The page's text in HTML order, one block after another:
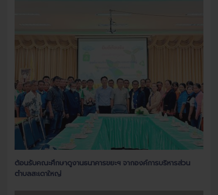
ต้อนรับคณะศึกษาดูงานธนาคารขยะฯ จากองค์การบริหารส่วน
ตำบลสะเดาใหญ่